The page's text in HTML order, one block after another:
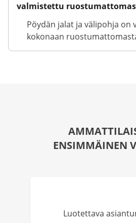
valmistettu
Pöydän jalat ja välipohja on
kokonaan
ENSIMMÄINEN
Luotettava